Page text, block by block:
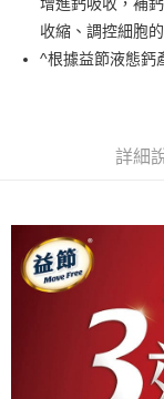
流程，驗證手機門號
成交易。
3.實際核准額度、可
4.訂單成立30分鐘內
1.分期款項不併入電
【注意事項】
1.本服務係由「台灣大
用戶於交易時，得透
買賣價金債權讓與本
2.基於同意付款使用
資料（包含姓名、電
由本公司與您本人進
3.完整用戶服務條款，
【關於「AFTEE先享
AFTEE先享後付是「
便利好安心！
【「AFTEE先享後付」
３．收到繳費通知簡
ATM／網路銀行／等
※ 請注意：結帳手續完
購買商品的店家。未
後付繳納相關費用。
※ 交易是否成功請以
是否繳費成功／繳費
客戶支援中心」
ATM付款
每筆NT$60，滿
每筆NT$60，滿
7-11取貨付款
每筆NT$60，滿
付款後7-11取貨
每筆NT$60，滿
收縮、調控細胞
^根據益節液態鈣
詳細